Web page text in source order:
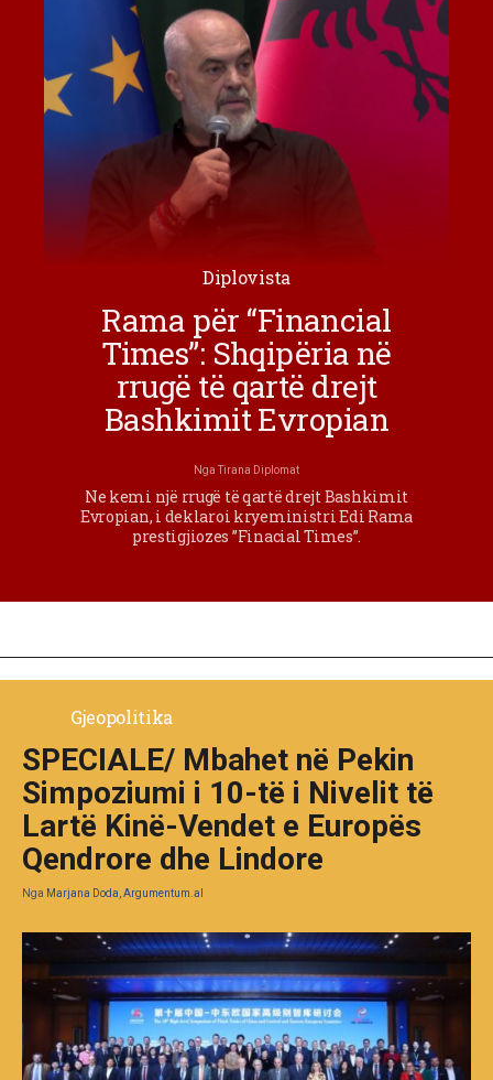
Diplovista
Rama për “Financial
Times”: Shqipëria në
rrugë të qartë drejt
Bashkimit Evropian
Nga Tirana Diplomat
Ne kemi një rrugë të qartë drejt Bashkimit
Evropian, i deklaroi kryeministri Edi Rama
prestigjiozes ”Finacial Times”.
Gjeopolitika
SPECIALE/ Mbahet në Pekin
Simpoziumi i 10-të i Nivelit të
Lartë Kinë-Vendet e Europës
Qendrore dhe Lindore
Nga Marjana Doda, Argumentum.al